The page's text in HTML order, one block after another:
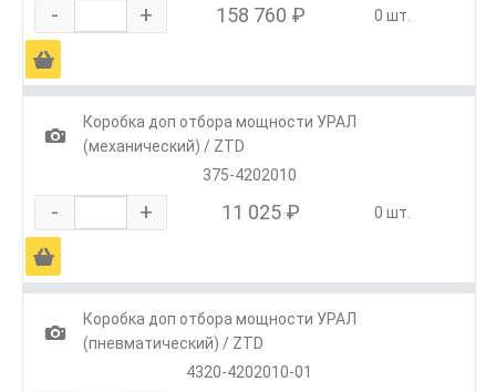
- + 158 760 ₽ 0 шт.
Ä
1
Коробка доп отбора мощности УРАЛ
(механический) / ZTD
375-4202010
- + 11 025 ₽ 0 шт.
Ä
1
Коробка доп отбора мощности УРАЛ
(пневматический) / ZTD
4320-4202010-01